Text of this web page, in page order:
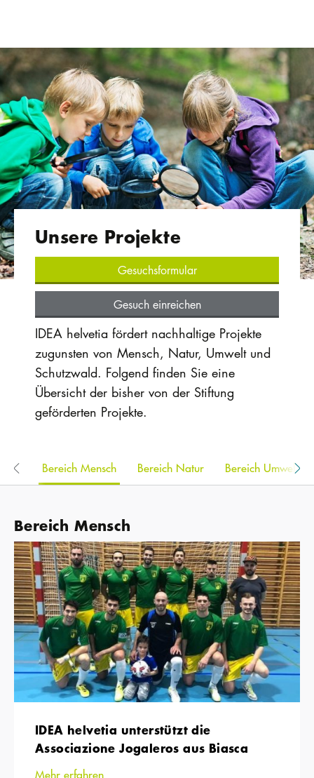
Unsere Projekte
Gesuchsformular
Gesuch einreichen
IDEA helvetia fördert nachhaltige Projekte
zugunsten von Mensch, Natur, Umwelt und
Schutzwald. Folgend finden Sie eine
Übersicht der bisher von der Stiftung
geförderten Projekte.
Bereich Mensch Bereich Natur Bereich Umwelt
Bereich Mensch
IDEA helvetia unterstützt die
Associazione Jogaleros aus Biasca
Mehr erfahren